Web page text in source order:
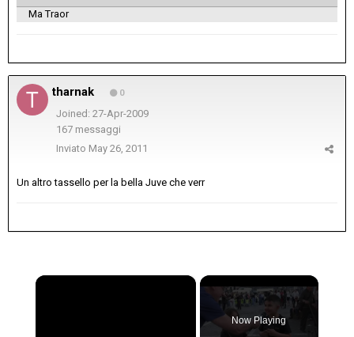
Ma Traor
tharnak 0
Joined: 27-Apr-2009
167 messaggi
Inviato May 26, 2011
Un altro tassello per la bella Juve che verr
×
Now Playing